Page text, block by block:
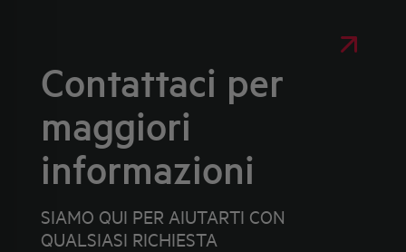
Contattaci per
maggiori
informazioni
SIAMO QUI PER AIUTARTI CON
QUALSIASI RICHIESTA